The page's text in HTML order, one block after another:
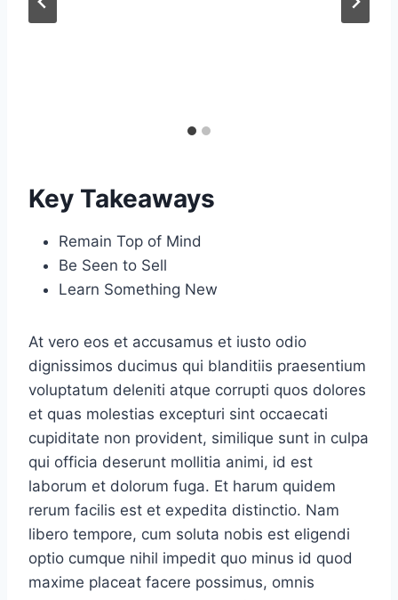
Key Takeaways
Remain Top of Mind
Be Seen to Sell
Learn Something New
At vero eos et accusamus et iusto odio
dignissimos ducimus qui blanditiis praesentium
voluptatum deleniti atque corrupti quos dolores
et quas molestias excepturi sint occaecati
cupiditate non provident, similique sunt in culpa
qui officia deserunt mollitia animi, id est
laborum et dolorum fuga. Et harum quidem
rerum facilis est et expedita distinctio. Nam
libero tempore, cum soluta nobis est eligendi
optio cumque nihil impedit quo minus id quod
maxime placeat facere possimus, omnis